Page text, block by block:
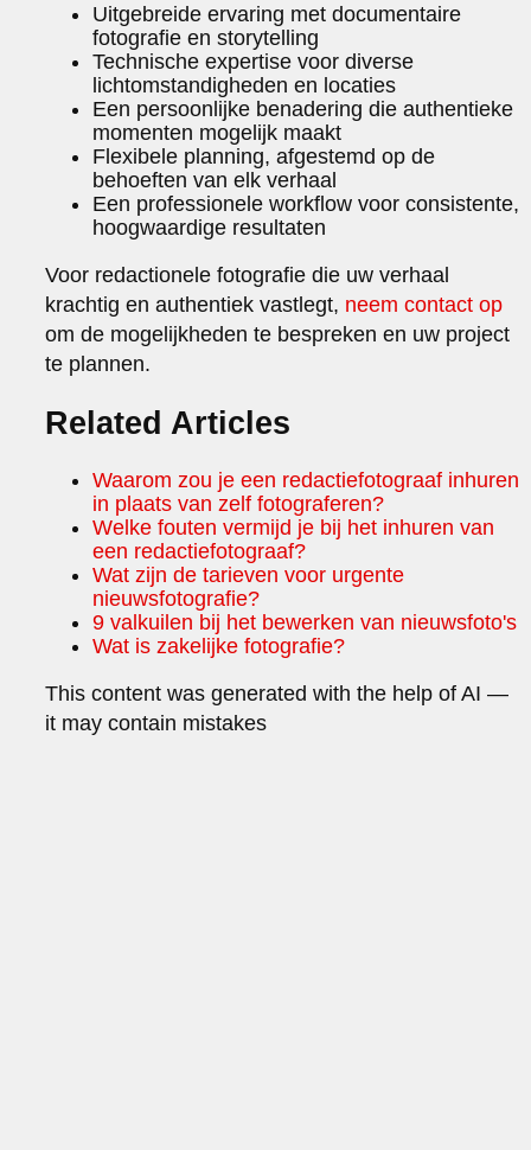
Uitgebreide ervaring met documentaire
fotografie en storytelling
Technische expertise voor diverse
lichtomstandigheden en locaties
Een persoonlijke benadering die authentieke
momenten mogelijk maakt
Flexibele planning, afgestemd op de
behoeften van elk verhaal
Een professionele workflow voor consistente,
hoogwaardige resultaten
Voor redactionele fotografie die uw verhaal
krachtig en authentiek vastlegt, neem contact op
om de mogelijkheden te bespreken en uw project
te plannen.
Related Articles
Waarom zou je een redactiefotograaf inhuren
in plaats van zelf fotograferen?
Welke fouten vermijd je bij het inhuren van
een redactiefotograaf?
Wat zijn de tarieven voor urgente
nieuwsfotografie?
9 valkuilen bij het bewerken van nieuwsfoto's
Wat is zakelijke fotografie?
This content was generated with the help of AI —
it may contain mistakes